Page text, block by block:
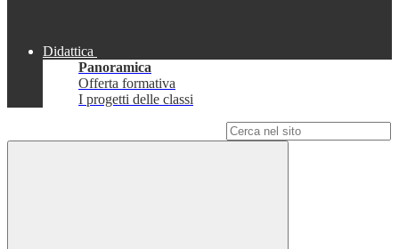
Didattica
Panoramica
Offerta formativa
I progetti delle classi